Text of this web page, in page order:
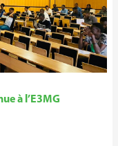
à l’E3MG